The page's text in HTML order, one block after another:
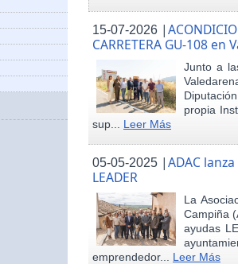
15-07-2026 |
CARRETERA GU-108 en
Junto a
propia
sup... Leer Más
05-05-2025 |ADAC
LEADER
La
Campiña
ayudas
emprendedor... Leer Más